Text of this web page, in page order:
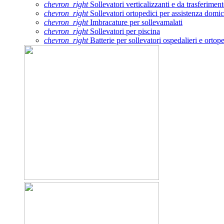
chevron_rightSollevatori verticalizzanti e da
chevron_rightSollevatori ortopedici per assistenza
chevron_rightImbracature per sollevamalati
chevron_rightSollevatori per piscina
chevron_rightBatterie per sollevatori ospedalieri e